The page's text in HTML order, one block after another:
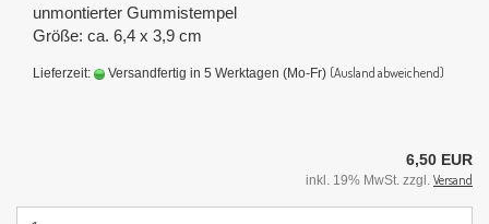
unmontierter Gummistempel
Größe: ca. 6,4 x 3,9 cm
Lieferzeit: Versandfertig in 5 Werktagen (Mo-Fr) (Ausland abweichend)
6,50 EUR
inkl. 19% MwSt. zzgl. Versand